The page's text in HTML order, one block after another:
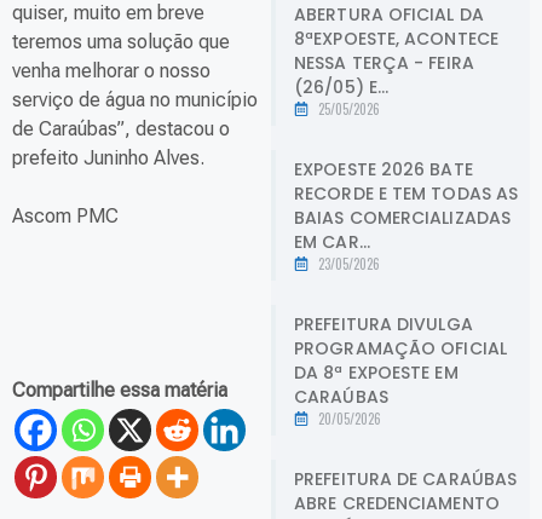
quiser, muito em breve
teremos uma solução que
venha melhorar o nosso
serviço de água no município
de Caraúbas”, destacou o
prefeito Juninho Alves.
Ascom PMC
Compartilhe essa matéria
ABERTURA OFICIAL DA
8ªEXPOESTE, ACONTECE
NESSA TERÇA - FEIRA
(26/05) E...
25/05/2026
EXPOESTE 2026 BATE
RECORDE E TEM TODAS AS
BAIAS COMERCIALIZADAS
EM CAR...
23/05/2026
PREFEITURA DIVULGA
PROGRAMAÇÃO OFICIAL
DA 8ª EXPOESTE EM
CARAÚBAS
20/05/2026
PREFEITURA DE CARAÚBAS
ABRE CREDENCIAMENTO